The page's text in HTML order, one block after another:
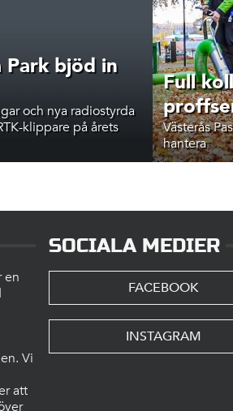
Park bjöd in
och nya radiostyrda
klippare på årets
Full
Västerås
hantera
en
Vi
att
SOCIALA MEDIER
FACEBOOK
INSTAGRAM